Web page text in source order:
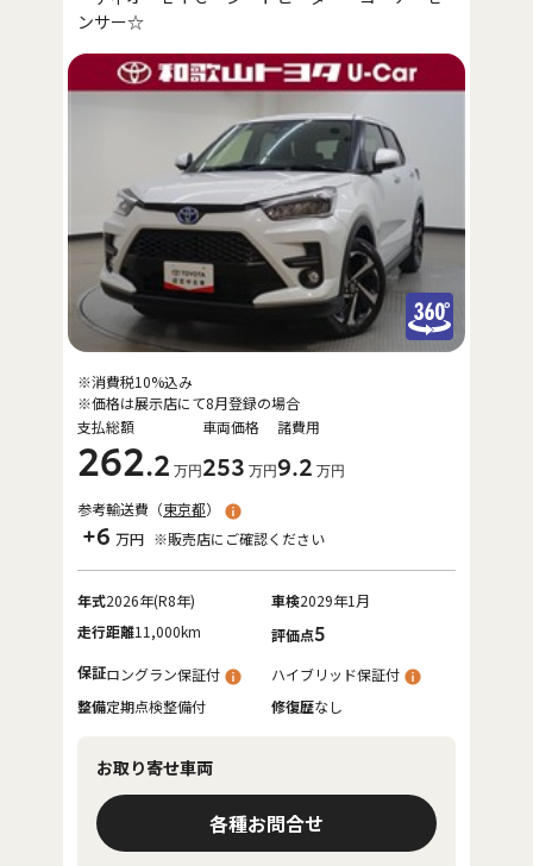
ンサー☆
支払総額
262.2 万円
車両価格
253 万円
諸費用
9.2 万円
※消費税10%込み
※価格は展示店にて8月登録の場合
参考輸送費（東京都）
+6 万円 ※販売店にご確認ください
年式2026年(R8年) 車検2029年1月
走行距離11,000km 評価点5
保証ロングラン保証付
ハイブリッド保証付
整備定期点検整備付 修復歴なし
お取り寄せ車両
各種お問合せ